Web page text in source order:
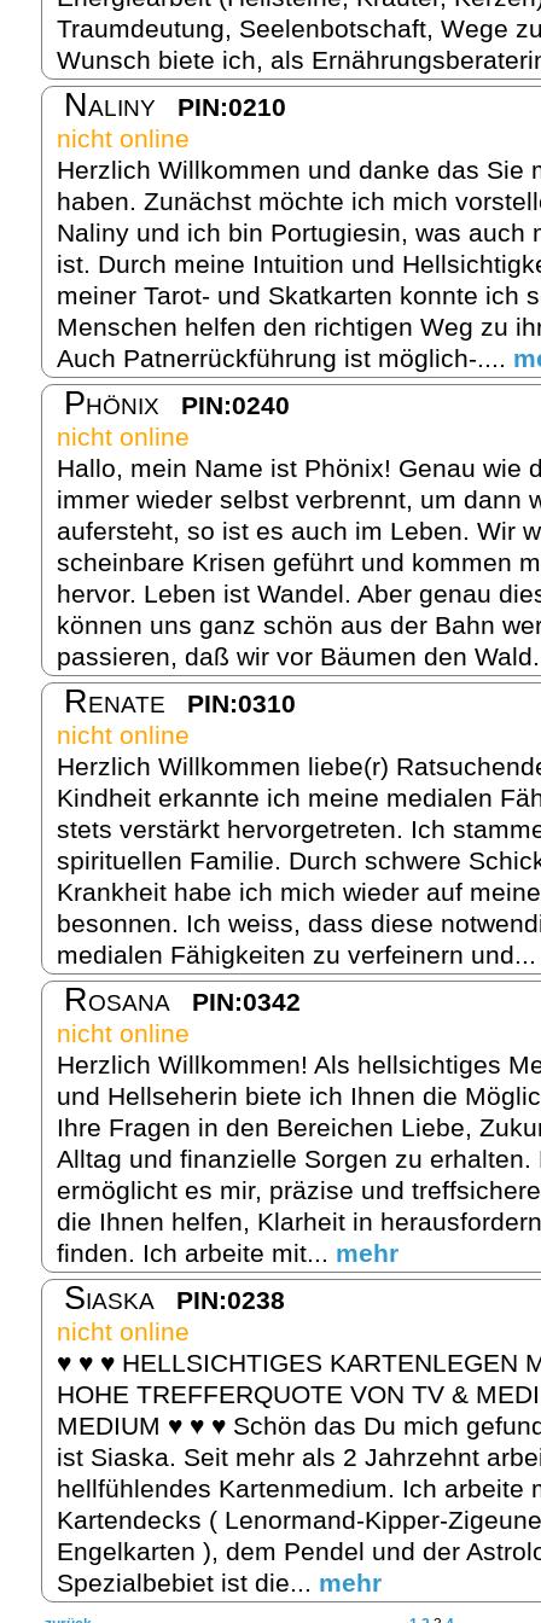
Traumdeutung, Seelenbotschaft, Wege
Wunsch biete ich, als
Naliny
PIN:0210
nicht online
Herzlich Willkommen und danke das Sie
haben. Zunächst möchte ich mich
Naliny und ich bin Portugiesin, was auch
ist. Durch meine Intuition und
meiner Tarot- und Skatkarten konnte ich
Menschen helfen den richtigen Weg zu
Auch Patnerrückführung ist möglich-....
Phönix
PIN:0240
nicht online
Hallo, mein Name ist Phönix! Genau wie
immer wieder selbst verbrennt, um dann
aufersteht, so ist es auch im Leben. Wir
scheinbare Krisen geführt und kommen
hervor. Leben ist Wandel. Aber genau
können uns ganz schön aus der Bahn
passieren, daß wir vor Bäumen den
Renate
PIN:0310
nicht online
Herzlich Willkommen liebe(r)
Kindheit erkannte ich meine medialen
stets verstärkt hervorgetreten. Ich
spirituellen Familie. Durch schwere
Krankheit habe ich mich wieder auf
besonnen. Ich weiss, dass diese
medialen Fähigkeiten zu verfeinern
Rosana
PIN:0342
nicht online
Herzlich Willkommen! Als hellsichtiges
und Hellseherin biete ich Ihnen die
Ihre Fragen in den Bereichen Liebe,
Alltag und finanzielle Sorgen zu erhalten.
ermöglicht es mir, präzise und
die Ihnen helfen, Klarheit in
finden. Ich arbeite mit... mehr
Siaska
PIN:0238
nicht online
♥ ♥ ♥ HELLSICHTIGES KARTENLEGEN
HOHE TREFFERQUOTE VON TV &
MEDIUM ♥ ♥ ♥ Schön das Du mich
ist Siaska. Seit mehr als 2 Jahrzehnt
hellfühlendes Kartenmedium. Ich arbeite
Kartendecks ( Lenormand-Kipper-
Engelkarten ), dem Pendel und der
Spezialbebiet ist die... mehr